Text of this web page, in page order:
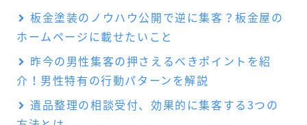
板金塗装のノウハウ公開で逆に集客？板金屋の
ホームページに載せたいこと
昨今の男性集客の押さえるべきポイントを紹
介！男性特有の行動パターンを解説
遺品整理の相談受付、効果的に集客する3つの